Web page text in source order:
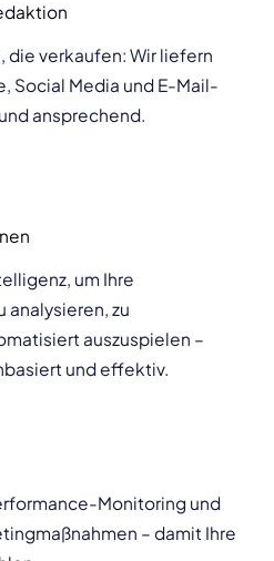
die verkaufen: Wir liefern
Social Media und E-Mail-
ansprechend.
um Ihre
analysieren, zu
auszuspielen –
und effektiv.
Monitoring und
– damit Ihre